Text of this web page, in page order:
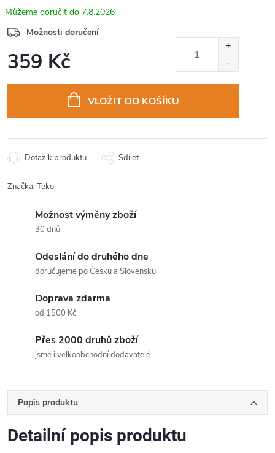
7.8.2026
Možnosti doručení
359 Kč
VLOŽIT DO KOŠÍKU
Dotaz k produktu Sdílet
Značka:Teko
Možnost výměny zboží
30 dnů
Odeslání do druhého dne
doručujeme po Česku a Slovensku
Doprava zdarma
od 1500 Kč
Přes 2000 druhů zboží
jsme i velkoobchodní dodavatelé
Popis produktu
Detailní popis produktu